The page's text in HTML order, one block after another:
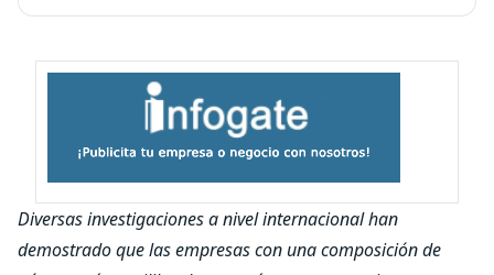
Diversas investigaciones a nivel internacional han
demostrado que las empresas con una composición de